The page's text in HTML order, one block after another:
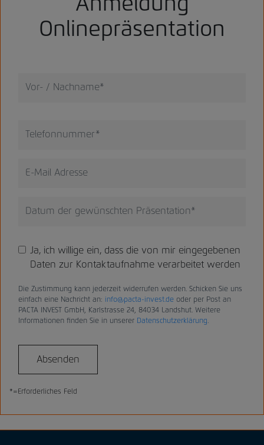
Anmeldung
Onlinepräsentation
Ja, ich willige ein, dass die von mir eingegebenen
Daten zur Kontaktaufnahme verarbeitet werden
Die Zustimmung kann jederzeit widerrufen werden. Schicken Sie uns
einfach eine Nachricht an: info@pacta-invest.de oder per Post an
PACTA INVEST GmbH, Karlstrasse 24, 84034 Landshut. Weitere
Informationen finden Sie in unserer Datenschutzerklärung.
Absenden
*=Erforderliches FeldSeien Sie unser Gast